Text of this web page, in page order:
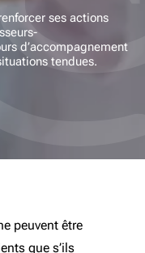
ses actions
d’accompagnement
tendues.
peuvent être
que s’ils